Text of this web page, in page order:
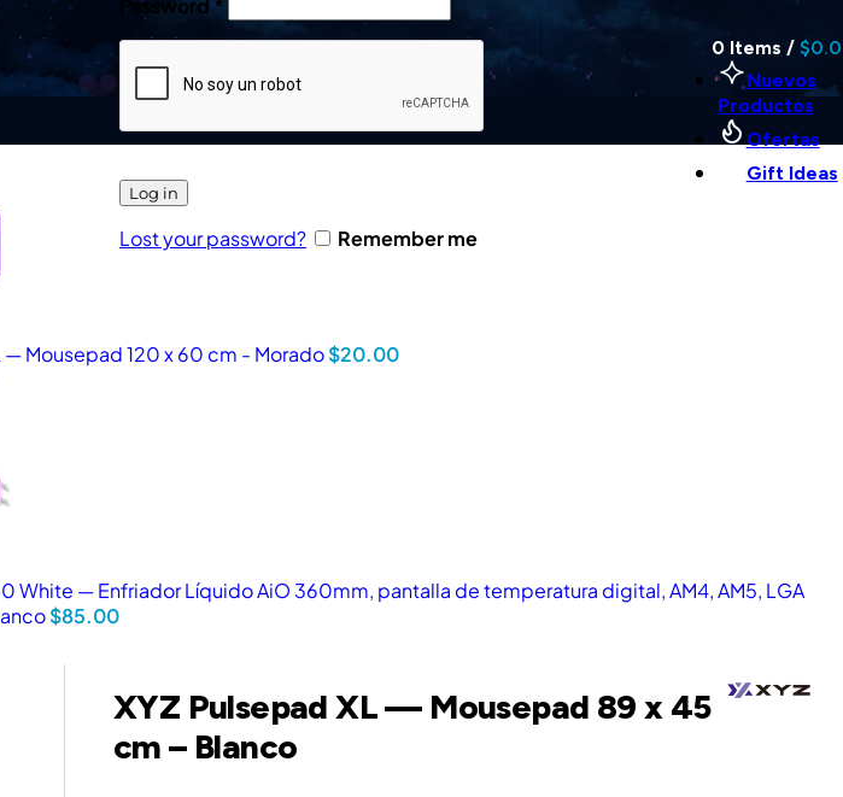
Log in
Lost your password? Remember me
0 Items / $
Nuevos
Productos
Ofertas
Gift Ideas
— Mousepad 120 x 60 cm - Morado$20.00
White — Enfriador Líquido AiO 360mm, pantalla de temperatura digital, AM4, AM5, LGA
$85.00
XYZ Pulsepad XL — Mousepad 89 x 45
cm – Blanco